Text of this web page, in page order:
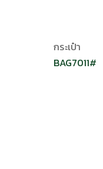
กระเป๋า
BAG7011#